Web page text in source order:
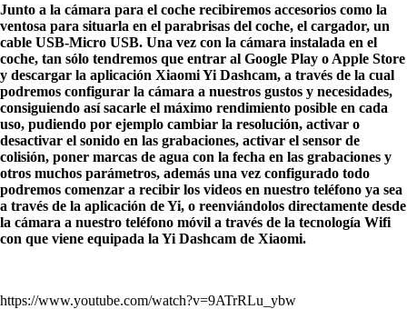
Junto a la cámara para el coche recibiremos accesorios como la
ventosa para situarla en el parabrisas del coche, el cargador, un
cable USB-Micro USB. Una vez con la cámara instalada en el
coche, tan sólo tendremos que entrar al Google Play o Apple Store
y descargar la aplicación Xiaomi Yi Dashcam, a través de la cual
podremos configurar la cámara a nuestros gustos y necesidades,
consiguiendo así sacarle el máximo rendimiento posible en cada
uso, pudiendo por ejemplo cambiar la resolución, activar o
desactivar el sonido en las grabaciones, activar el sensor de
colisión, poner marcas de agua con la fecha en las grabaciones y
otros muchos parámetros, además una vez configurado todo
podremos comenzar a recibir los videos en nuestro teléfono ya sea
a través de la aplicación de Yi, o reenviándolos directamente desde
la cámara a nuestro teléfono móvil a través de la tecnología Wifi
con que viene equipada la Yi Dashcam de Xiaomi.
https://www.youtube.com/watch?v=9ATrRLu_ybw